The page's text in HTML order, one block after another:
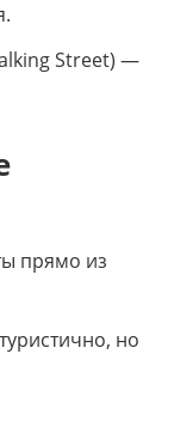
Street) —
прямо из
но